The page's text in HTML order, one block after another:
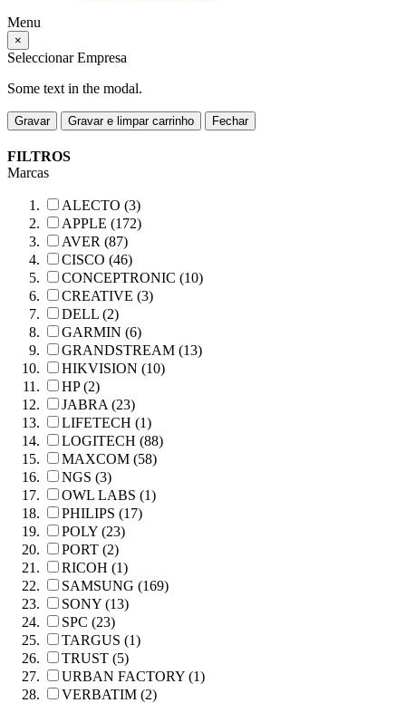
Menu
×
Seleccionar Empresa
Some text in the modal.
Gravar Gravar e limpar carrinho Fechar
FILTROS
Marcas
ALECTO (3)
APPLE (172)
AVER (87)
CISCO (46)
CONCEPTRONIC (10)
CREATIVE (3)
DELL (2)
GARMIN (6)
GRANDSTREAM (13)
HIKVISION (10)
HP (2)
JABRA (23)
LIFETECH (1)
LOGITECH (88)
MAXCOM (58)
NGS (3)
OWL LABS (1)
PHILIPS (17)
POLY (23)
PORT (2)
RICOH (1)
SAMSUNG (169)
SONY (13)
SPC (23)
TARGUS (1)
TRUST (5)
URBAN FACTORY (1)
VERBATIM (2)